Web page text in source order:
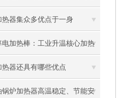
热器集众多优点于一身
电加热棒：工业升温核心加热
热器还具有哪些优点
锅炉加热器高温稳定、节能安